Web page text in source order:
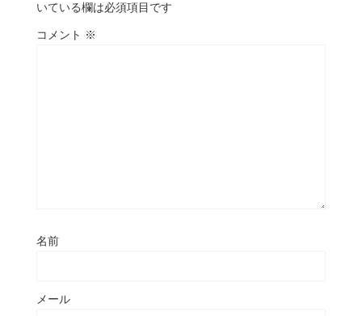
いている欄は必須項目です
コメント ※
名前
メール